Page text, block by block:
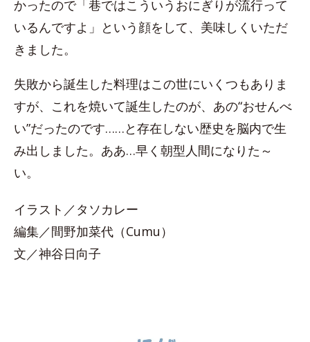
かったので「巷ではこういうおにぎりが流行って
いるんですよ」という顔をして、美味しくいただ
きました。
失敗から誕生した料理はこの世にいくつもありま
すが、これを焼いて誕生したのが、あの“おせんべ
い”だったのです……と存在しない歴史を脳内で生
み出しました。ああ…早く朝型人間になりた～
い。
イラスト／タソカレー
編集／間野加菜代（Cumu）
文／神谷日向子